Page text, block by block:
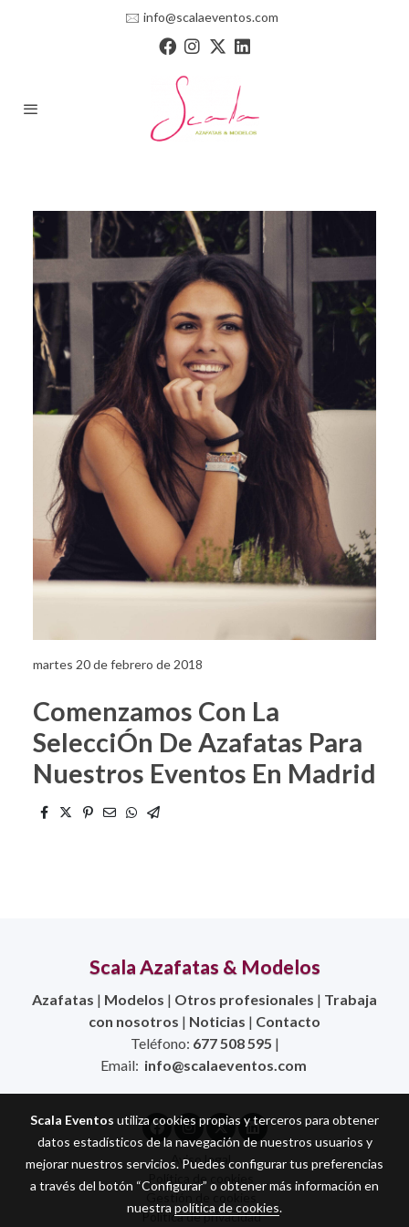
🖂 info@scalaeventos.com
martes 20 de febrero de 2018
Comenzamos Con La
SelecciÓn De Azafatas Para
Nuestros Eventos En Madrid
Scala Azafatas & Modelos
Azafatas | Modelos | Otros profesionales | Trabaja
con nosotros | Noticias | Contacto
Teléfono: 677 508 595 |
Email: info@scalaeventos.com
Aviso legal
Política de cookies
Gestión de cookies
Política de privacidad
Scala Eventos utiliza cookies propias y terceros para obtener
datos estadísticos de la navegación de nuestros usuarios y
mejorar nuestros servicios. Puedes configurar tus preferencias
a través del botón “Configurar” o obtener más información en
nuestra política de cookies.